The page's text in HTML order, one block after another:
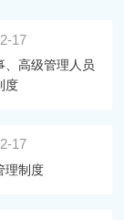
17
、高级管理人员
度
17
理制度